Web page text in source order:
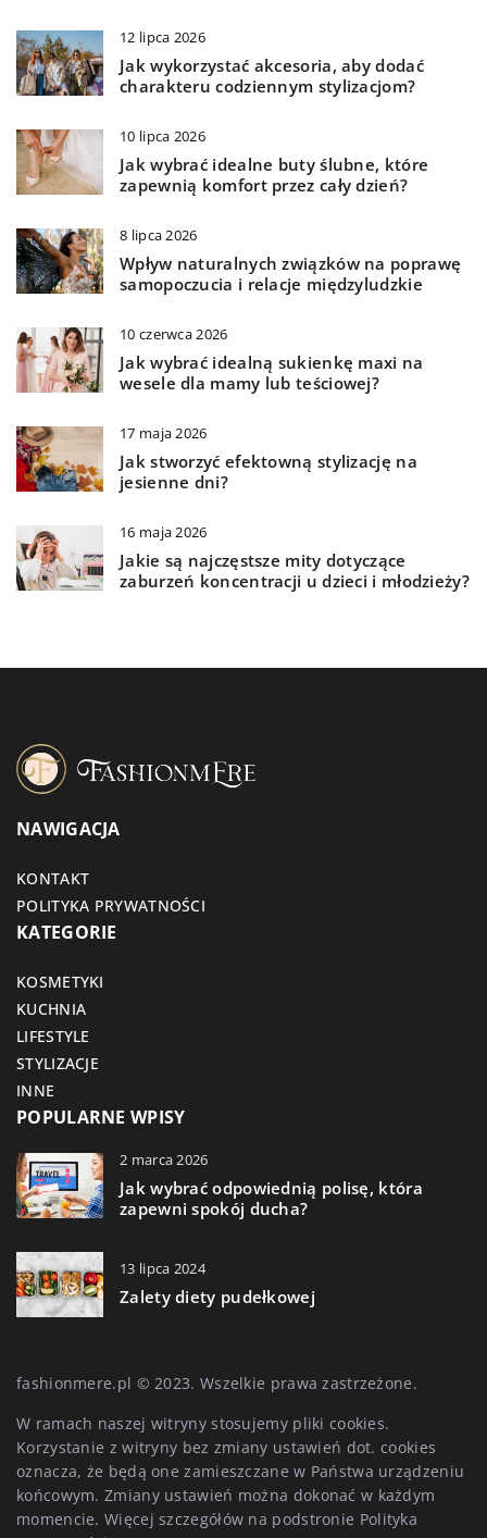
12 lipca 2026
Jak wykorzystać akcesoria, aby dodać
charakteru codziennym stylizacjom?
10 lipca 2026
Jak wybrać idealne buty ślubne, które
zapewnią komfort przez cały dzień?
8 lipca 2026
Wpływ naturalnych związków na poprawę
samopoczucia i relacje międzyludzkie
10 czerwca 2026
Jak wybrać idealną sukienkę maxi na
wesele dla mamy lub teściowej?
17 maja 2026
Jak stworzyć efektowną stylizację na
jesienne dni?
16 maja 2026
Jakie są najczęstsze mity dotyczące
zaburzeń koncentracji u dzieci i młodzieży?
NAWIGACJA
KONTAKT
POLITYKA PRYWATNOŚCI
KATEGORIE
KOSMETYKI
KUCHNIA
LIFESTYLE
STYLIZACJE
INNE
POPULARNE WPISY
2 marca 2026
Jak wybrać odpowiednią polisę, która
zapewni spokój ducha?
13 lipca 2024
Zalety diety pudełkowej
fashionmere.pl © 2023. Wszelkie prawa zastrzeżone.
W ramach naszej witryny stosujemy pliki cookies.
Korzystanie z witryny bez zmiany ustawień dot. cookies
oznacza, że będą one zamieszczane w Państwa urządzeniu
końcowym. Zmiany ustawień można dokonać w każdym
momencie. Więcej szczegółów na podstronie Polityka